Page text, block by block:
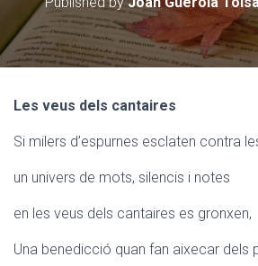
Les veus dels cantaires
Si milers d’espurnes esclaten contra
un univers de mots, silencis i notes
en les veus dels cantaires es gronxen,
Una benedicció quan fan aixecar dels